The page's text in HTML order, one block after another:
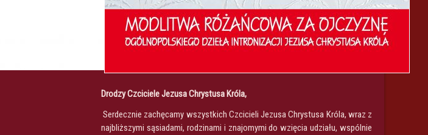
Drodzy Czciciele Jezusa Chrystusa Króla,
Serdecznie zachęcamy wszystkich Czcicieli Jezusa Chrystusa Króla, wraz z
najbliższymi sąsiadami, rodzinami i znajomymi do wzięcia udziału, wspólnie